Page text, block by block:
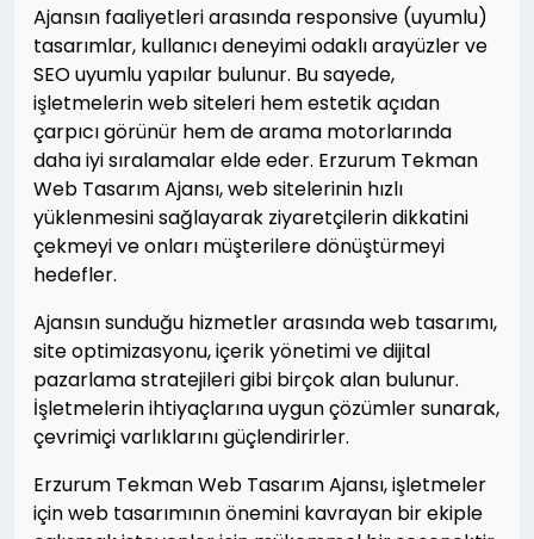
Ajansın faaliyetleri arasında responsive (uyumlu)
tasarımlar, kullanıcı deneyimi odaklı arayüzler ve
SEO uyumlu yapılar bulunur. Bu sayede,
işletmelerin web siteleri hem estetik açıdan
çarpıcı görünür hem de arama motorlarında
daha iyi sıralamalar elde eder. Erzurum Tekman
Web Tasarım Ajansı, web sitelerinin hızlı
yüklenmesini sağlayarak ziyaretçilerin dikkatini
çekmeyi ve onları müşterilere dönüştürmeyi
hedefler.
Ajansın sunduğu hizmetler arasında web tasarımı,
site optimizasyonu, içerik yönetimi ve dijital
pazarlama stratejileri gibi birçok alan bulunur.
İşletmelerin ihtiyaçlarına uygun çözümler sunarak,
çevrimiçi varlıklarını güçlendirirler.
Erzurum Tekman Web Tasarım Ajansı, işletmeler
için web tasarımının önemini kavrayan bir ekiple